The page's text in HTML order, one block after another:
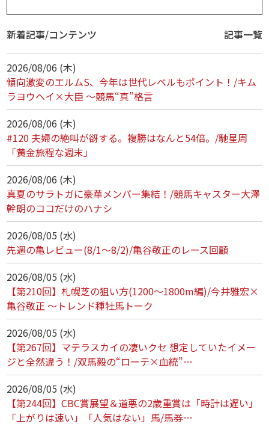
新着記事/コンテンツ 記事一覧
2026/08/06 (木)
傾向激変のエルムS、今年は世代レベルもポイント！/キム
ラヨウヘイ×大臣 ～競馬“真”格言
2026/08/06 (木)
#120 夫婦の絶叫が谺する。複勝はなんと54倍。/馳星周
「黄金旅程な週末」
2026/08/06 (木)
真夏のサラトガに豪華メンバー集結！/競馬キャスター大澤
幹朗のココだけのハナシ
2026/08/05 (水)
先週の亀レビュー(8/1～8/2)/亀谷敬正のレース回顧
2026/08/05 (水)
【第210回】札幌芝の狙い方(1200～1800m編)/今井雅宏×
亀谷敬正 ～トレンド種牡馬トーク
2026/08/05 (水)
【第267回】マテラスカイの凄いクセ 想定していたイメー
ジと全然違う！/双馬毅の“ローテ×血統”…
2026/08/05 (水)
【第244回】CBC賞展望＆道悪の2歳重賞は「時計は遅い」
「上がりは速い」「人気はない」馬/馬券…